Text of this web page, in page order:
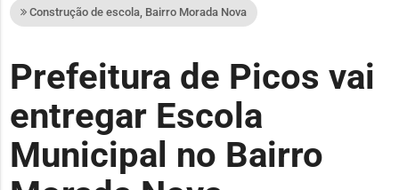
Construção de escola, Bairro Morada Nova
Prefeitura de Picos vai
entregar Escola
Municipal no Bairro